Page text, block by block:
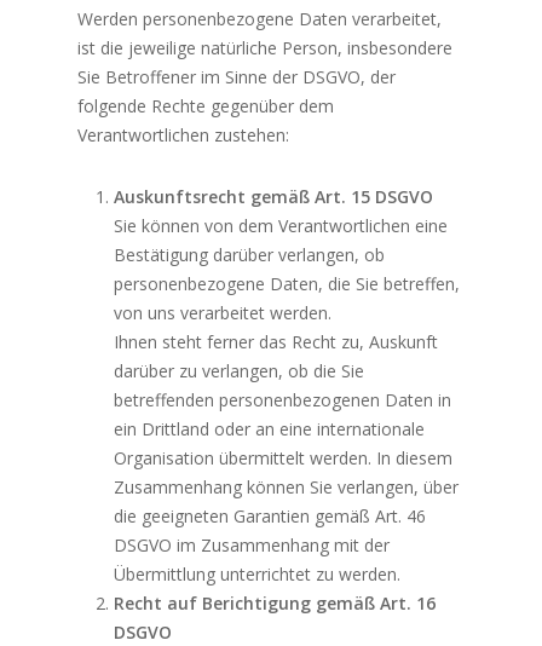
Werden personenbezogene Daten verarbeitet,
ist die jeweilige natürliche Person, insbesondere
Sie Betroffener im Sinne der DSGVO, der
folgende Rechte gegenüber dem
Verantwortlichen zustehen:
Auskunftsrecht gemäß Art. 15 DSGVO
Sie können von dem Verantwortlichen eine
Bestätigung darüber verlangen, ob
personenbezogene Daten, die Sie betreffen,
von uns verarbeitet werden.
Ihnen steht ferner das Recht zu, Auskunft
darüber zu verlangen, ob die Sie
betreffenden personenbezogenen Daten in
ein Drittland oder an eine internationale
Organisation übermittelt werden. In diesem
Zusammenhang können Sie verlangen, über
die geeigneten Garantien gemäß Art. 46
DSGVO im Zusammenhang mit der
Übermittlung unterrichtet zu werden.
Recht auf Berichtigung gemäß Art. 16
DSGVO